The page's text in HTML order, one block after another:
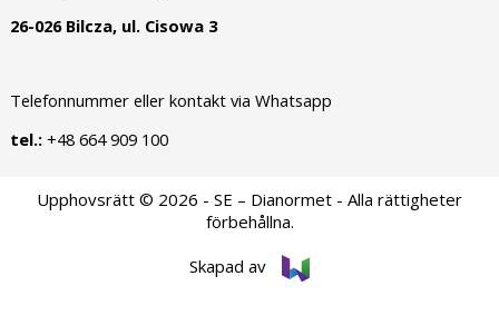
26-026 Bilcza, ul. Cisowa 3
Telefonnummer eller kontakt via Whatsapp
tel.:+48 664 909 100
Upphovsrätt © 2026 - SE – Dianormet - Alla rättigheter
förbehållna.
Skapad av